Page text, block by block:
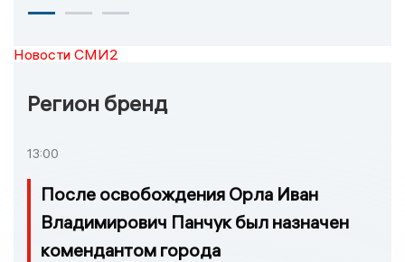
Новости СМИ2
Регион бренд
13:00
После освобождения Орла Иван
Владимирович Панчук был назначен
комендантом города